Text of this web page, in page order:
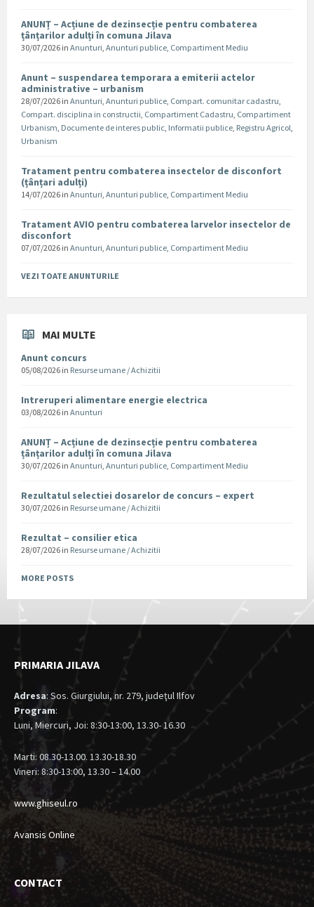
ANUNȚ – Acțiune de dezinsecție pentru combaterea
țânțarilor adulți în comuna Jilava
30/07/2026 in Anunturi, Anunturi publice, Compartiment Mediu
Anunt – suspendarea temporara a emiterii actelor
administrative – urbanism
28/07/2026 in Anunturi, Anunturi publice, Compart. comunitar cadastru,
Compart. disciplina in constructii, Compartiment Cadastru, Compartiment
Urbanism, Documente de interes public, Informatii publice, Registru Agricol,
Urbanism
Tratament pentru combaterea insectelor de disconfort
(țânțari adulți)
14/07/2026 in Anunturi, Anunturi publice, Compartiment Mediu
Tratament AVIO pentru combaterea larvelor insectelor de
disconfort
07/07/2026 in Anunturi, Anunturi publice, Compartiment Mediu
VEZI TOATE ANUNTURILE
MAI MULTE
Anunt concurs
05/08/2026 in Resurse umane / Achizitii
Intreruperi alimentare energie electrica
03/08/2026 in Anunturi
ANUNȚ – Acțiune de dezinsecție pentru combaterea
țânțarilor adulți în comuna Jilava
30/07/2026 in Anunturi, Anunturi publice, Compartiment Mediu
Rezultatul selectiei dosarelor de concurs – expert
30/07/2026 in Resurse umane / Achizitii
Rezultat – consilier etica
28/07/2026 in Resurse umane / Achizitii
MORE POSTS
PRIMARIA JILAVA
Adresa: Sos. Giurgiului, nr. 279, judeţul Ilfov
Program:
Luni, Miercuri, Joi: 8:30-13:00, 13.30- 16.30
Marti: 08.30-13.00. 13.30-18.30
Vineri: 8:30-13:00, 13.30 – 14.00
www.ghiseul.ro
Avansis Online
CONTACT